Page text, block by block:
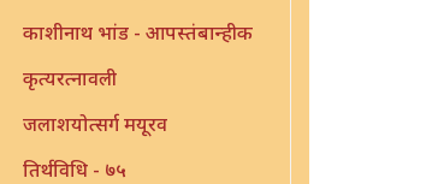
काशीनाथ भांड - आपस्तंबान्हीक
कृत्यरत्नावली
जलाशयोत्सर्ग मयूरव
तिर्थविधि - ७५